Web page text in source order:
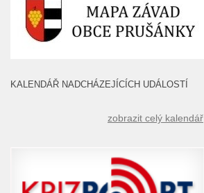
KALENDÁŘ NADCHÁZEJÍCÍCH UDÁLOSTÍ
zobrazit celý kalendář